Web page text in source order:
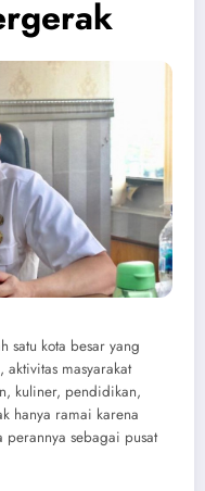
satu kota besar yang
masyarakat
kuliner, pendidikan,
hanya ramai karena
sebagai pusat